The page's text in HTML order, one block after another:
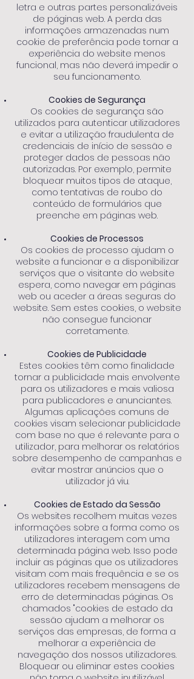
letra e outras partes personalizáveis
de páginas web. A perda das
informações armazenadas num
cookie de preferência pode tornar a
experiência do website menos
funcional, mas não deverá impedir o
seu funcionamento.
Cookies de Segurança
Os cookies de segurança são
utilizados para autenticar utilizadores
e evitar a utilização fraudulenta de
credenciais de início de sessão e
proteger dados de pessoas não
autorizadas. Por exemplo, permite
bloquear muitos tipos de ataque,
como tentativas de roubo do
conteúdo de formulários que
preenche em páginas web.
Cookies de Processos
Os cookies de processo ajudam o
website a funcionar e a disponibilizar
serviços que o visitante do website
espera, como navegar em páginas
web ou aceder a áreas seguras do
website. Sem estes cookies, o website
não consegue funcionar
corretamente.
Cookies de Publicidade
Estes cookies têm como finalidade
tornar a publicidade mais envolvente
para os utilizadores e mais valiosa
para publicadores e anunciantes.
Algumas aplicações comuns de
cookies visam selecionar publicidade
com base no que é relevante para o
utilizador, para melhorar os relatórios
sobre desempenho de campanhas e
evitar mostrar anúncios que o
utilizador já viu.
Cookies de Estado da Sessão
Os websites recolhem muitas vezes
informações sobre a forma como os
utilizadores interagem com uma
determinada página web. Isso pode
incluir as páginas que os utilizadores
visitam com mais frequência e se os
utilizadores recebem mensagens de
erro de determinadas páginas. Os
chamados "cookies de estado da
sessão ajudam a melhorar os
serviços das empresas, de forma a
melhorar a experiência de
navegação dos nossos utilizadores.
Bloquear ou eliminar estes cookies